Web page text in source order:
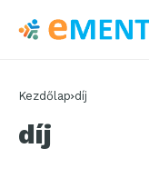
Kezdőlap díj
díj